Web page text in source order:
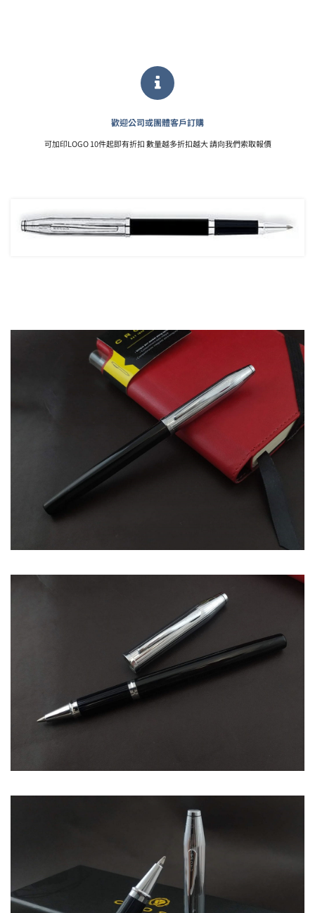
歡迎公司或團體客戶訂購
可加印LOGO 10件起即有折扣 數量越多折扣越大 請向我們索取報價